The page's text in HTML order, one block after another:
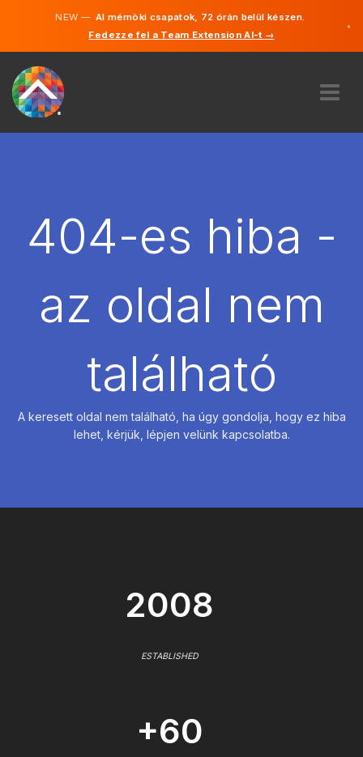
NEW —AI mérnöki csapatok, 72 órán belül készen.
Fedezze fel a Team Extension AI-t →
×
BÉREL
404-es hiba -
az oldal nem
található
A keresett oldal nem található, ha úgy gondolja, hogy ez hiba
lehet, kérjük, lépjen velünk kapcsolatba.
2008
ESTABLISHED
+60